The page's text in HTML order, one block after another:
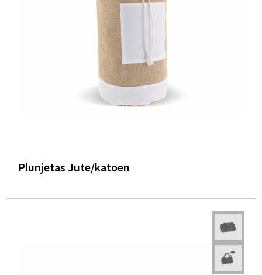
Plunjetas Jute/katoen